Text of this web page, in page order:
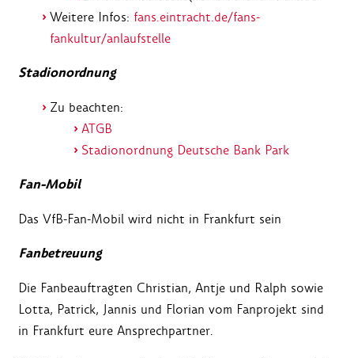
Weitere Infos: fans.eintracht.de/fans-
fankultur/anlaufstelle
Stadionordnung
Zu beachten:
ATGB
Stadionordnung Deutsche Bank Park
Fan-Mobil
Das VfB-Fan-Mobil wird nicht in Frankfurt sein
Fanbetreuung
Die Fanbeauftragten Christian, Antje und Ralph sowie
Lotta, Patrick, Jannis und Florian vom Fanprojekt sind
in Frankfurt eure Ansprechpartner.